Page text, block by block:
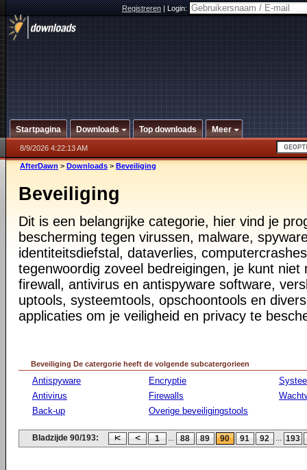
Registreren|Login:
Startpagina Downloads Top downloads Meer
8/9/2026 4:22:13 AM
AfterDawn > Downloads > Beveiliging
Beveiliging
Dit is een belangrijke categorie, hier vind je
bescherming tegen virussen, malware,
identiteitsdiefstal, dataverlies,
tegenwoordig zoveel bedreigingen, je kunt
firewall, antivirus en antispyware software,
uptools, systeemtools, opschoontools en
applicaties om je veiligheid en privacy te
Beveiliging De catergorie heeft de volgende subcatergorieen
Antispyware
Antivirus
Back-up
Encryptie
Firewalls
Overige beveiligingstools
Bladzijde 90/193: 1 ... 88 89 90 91 92 ... 193